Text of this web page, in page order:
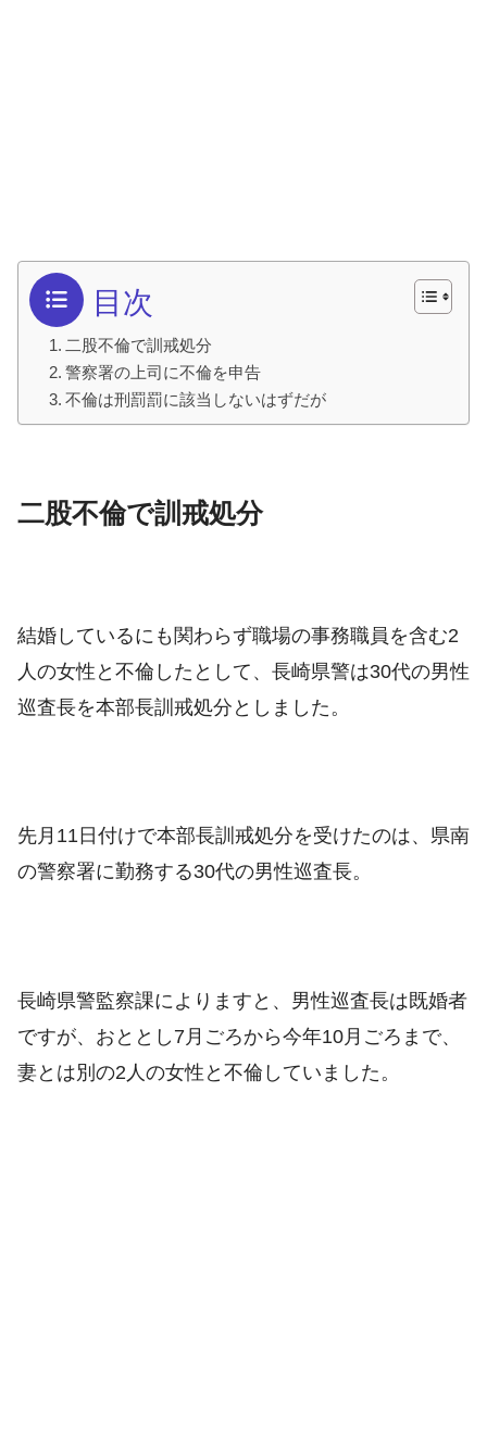
目次
二股不倫で訓戒処分
警察署の上司に不倫を申告
不倫は刑罰罰に該当しないはずだが
二股不倫で訓戒処分
結婚しているにも関わらず職場の事務職員を含む2
人の女性と不倫したとして、長崎県警は30代の男性
巡査長を本部長訓戒処分としました。
先月11日付けで本部長訓戒処分を受けたのは、県南
の警察署に勤務する30代の男性巡査長。
長崎県警監察課によりますと、男性巡査長は既婚者
ですが、おととし7月ごろから今年10月ごろまで、
妻とは別の2人の女性と不倫していました。